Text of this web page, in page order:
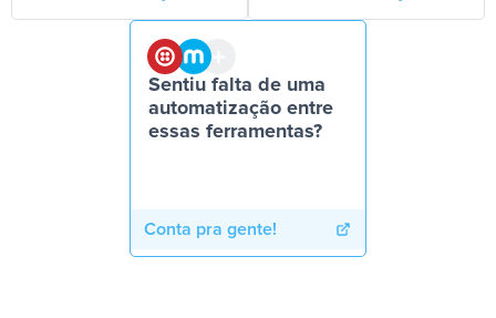
Sentiu falta de uma
automatização entre
essas ferramentas?
Conta pra gente!